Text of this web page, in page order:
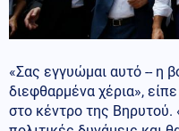
«Σας εγγυώμαι αυτό -- η
διεφθαρμένα χέρια»,
στο κέντρο της Βηρυτού.